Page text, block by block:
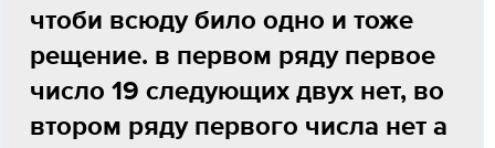
чтоби всюду било одно и тоже
рещение. в первом ряду первое
число 19 следующих двух нет, во
втором ряду первого числа нет а